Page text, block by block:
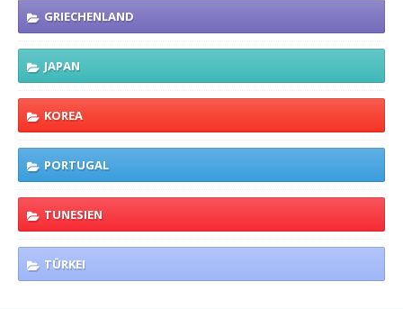
GRIECHENLAND
JAPAN
KOREA
PORTUGAL
TUNESIEN
TÜRKEI